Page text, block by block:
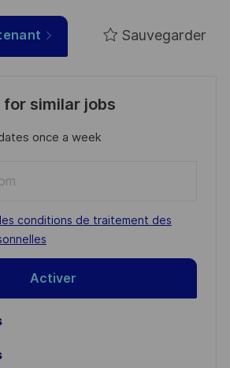
Sauvegarder
similar jobs
once a week
conditions de traitement des
Activer